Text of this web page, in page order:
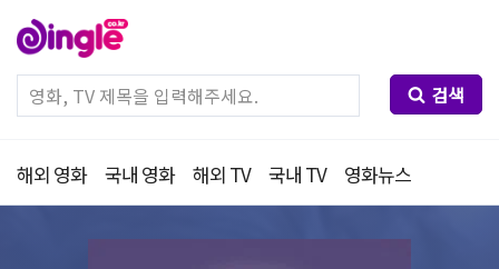
검색
해외 영화 국내 영화 해외 TV 국내 TV 영화뉴스